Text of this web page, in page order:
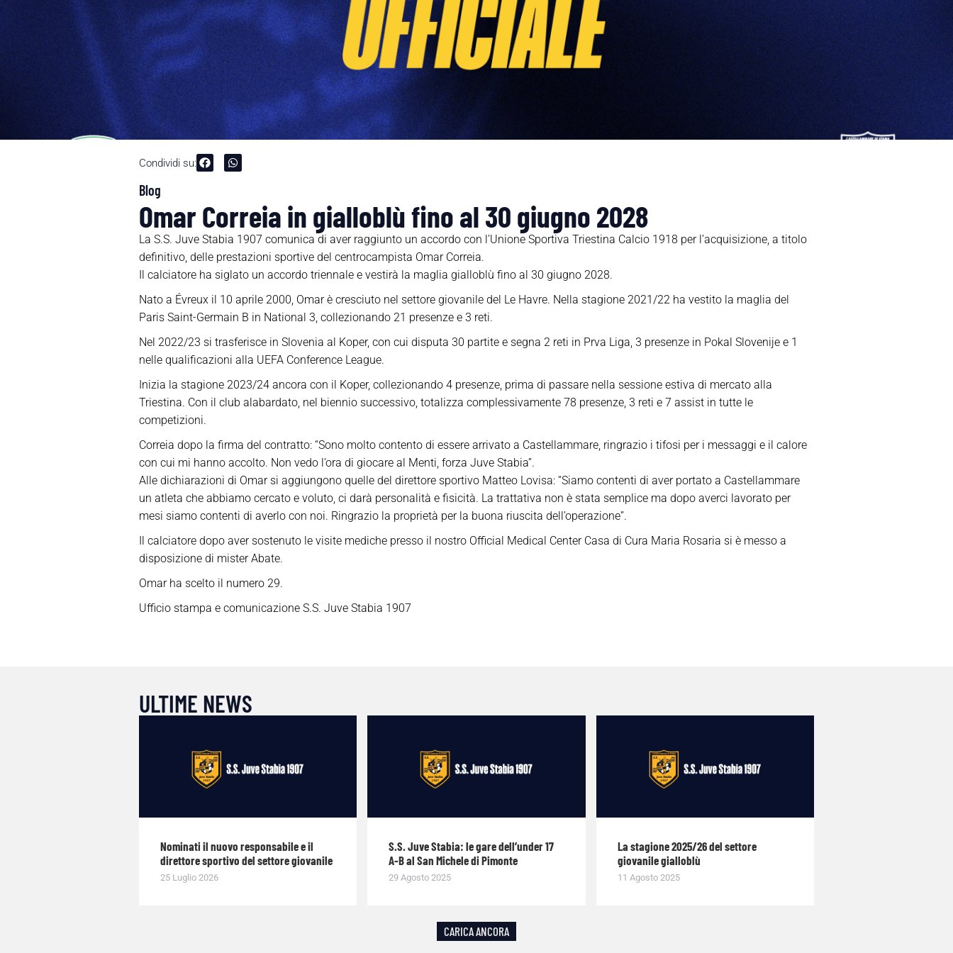
Condividi su:
Blog
Omar Correia in gialloblù fino al 30 giugno 2028
La S.S. Juve Stabia 1907 comunica di aver raggiunto un accordo con l’Unione Sportiva Triestina Calcio 1918 per l’acquisizione, a titolo
definitivo, delle prestazioni sportive del centrocampista Omar Correia.
Il calciatore ha siglato un accordo triennale e vestirà la maglia gialloblù fino al 30 giugno 2028.
Nato a Évreux il 10 aprile 2000, Omar è cresciuto nel settore giovanile del Le Havre. Nella stagione 2021/22 ha vestito la maglia del
Paris Saint-Germain B in National 3, collezionando 21 presenze e 3 reti.
Nel 2022/23 si trasferisce in Slovenia al Koper, con cui disputa 30 partite e segna 2 reti in Prva Liga, 3 presenze in Pokal Slovenije e 1
nelle qualificazioni alla UEFA Conference League.
Inizia la stagione 2023/24 ancora con il Koper, collezionando 4 presenze, prima di passare nella sessione estiva di mercato alla
Triestina. Con il club alabardato, nel biennio successivo, totalizza complessivamente 78 presenze, 3 reti e 7 assist in tutte le
competizioni.
Correia dopo la firma del contratto: “Sono molto contento di essere arrivato a Castellammare, ringrazio i tifosi per i messaggi e il calore
con cui mi hanno accolto. Non vedo l’ora di giocare al Menti, forza Juve Stabia”.
Alle dichiarazioni di Omar si aggiungono quelle del direttore sportivo Matteo Lovisa: “Siamo contenti di aver portato a Castellammare
un atleta che abbiamo cercato e voluto, ci darà personalità e fisicità. La trattativa non è stata semplice ma dopo averci lavorato per
mesi siamo contenti di averlo con noi. Ringrazio la proprietà per la buona riuscita dell’operazione”.
Il calciatore dopo aver sostenuto le visite mediche presso il nostro Official Medical Center Casa di Cura Maria Rosaria si è messo a
disposizione di mister Abate.
Omar ha scelto il numero 29.
Ufficio stampa e comunicazione S.S. Juve Stabia 1907
ULTIME NEWS
Nominati il nuovo responsabile e il
direttore sportivo del settore giovanile
25 Luglio 2026
S.S. Juve Stabia: le gare dell’under 17
A-B al San Michele di Pimonte
29 Agosto 2025
La stagione 2025/26 del settore
giovanile gialloblù
11 Agosto 2025
CARICA ANCORA